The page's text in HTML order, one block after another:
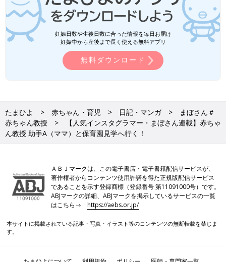
妊娠日数や生後日数に合った情報を毎日お届け
妊娠中から産後まで長く使える無料アプリ
無料ダウンロード
たまひよ 赤ちゃん・育児 日記・マンガ
まぼさん＃
赤ちゃん教授
【人気インスタグラマー・まぼさん連載】赤ちゃ
ん教授 助手A（ママ）と保育園見学へ行く！
ＡＢＪマークは、この電子書店・電子書籍配信サービスが、
著作権者からコンテンツ使用許諾を得た正規版配信サービス
であることを示す登録商標（登録番号 第11091000号）です。
ABJマークの詳細、ABJマークを掲示しているサービスの一覧
はこちら→https://aebs.or.jp/
本サイトに掲載されている記事・写真・イラスト等のコンテンツの無断転載を禁じま
す。